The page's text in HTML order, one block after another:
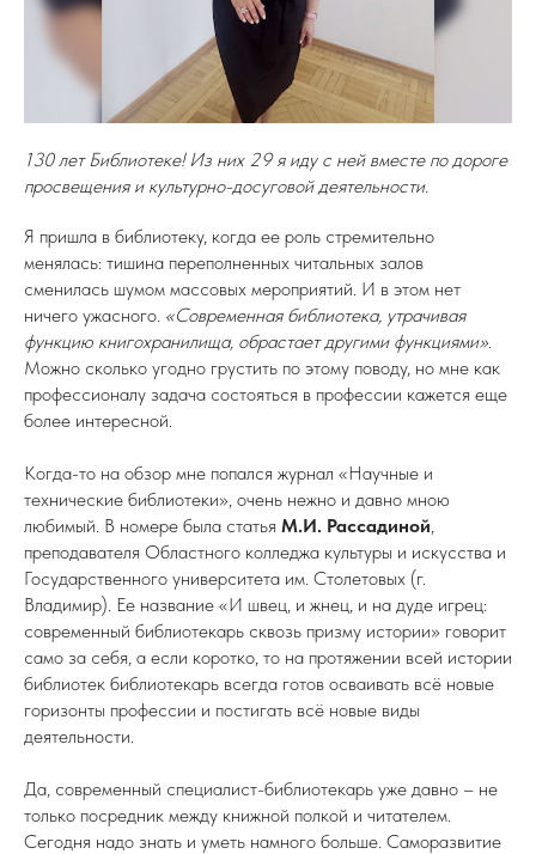
130 лет Библиотеке! Из них 29 я иду с ней вместе по дороге
просвещения и культурно-досуговой деятельности.
Я пришла в библиотеку, когда ее роль стремительно
менялась: тишина переполненных читальных залов
сменилась шумом массовых мероприятий. И в этом нет
ничего ужасного. «Современная библиотека, утрачивая
функцию книгохранилища, обрастает другими функциями».
Можно сколько угодно грустить по этому поводу, но мне как
профессионалу задача состояться в профессии кажется еще
более интересной.
Когда-то на обзор мне попался журнал «Научные и
технические библиотеки», очень нежно и давно мною
любимый. В номере была статья М.И. Рассадиной,
преподавателя Областного колледжа культуры и искусства и
Государственного университета им. Столетовых (г.
Владимир). Ее название «И швец, и жнец, и на дуде игрец:
современный библиотекарь сквозь призму истории» говорит
само за себя, а если коротко, то на протяжении всей истории
библиотек библиотекарь всегда готов осваивать всё новые
горизонты профессии и постигать всё новые виды
деятельности.
Да, современный специалист-библиотекарь уже давно – не
только посредник между книжной полкой и читателем.
Сегодня надо знать и уметь намного больше. Саморазвитие